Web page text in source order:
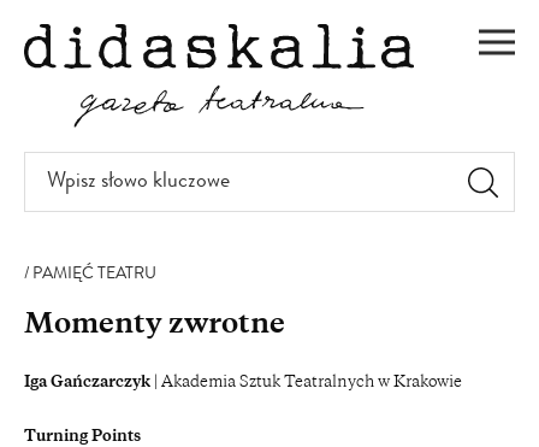
DO
TREŚCI
Wpisz
słowo
PAMIĘĆ TEATRU
Momenty zwrotne
Iga Gańczarczyk | Akademia Sztuk Teatralnych w Krakowie
Turning Points